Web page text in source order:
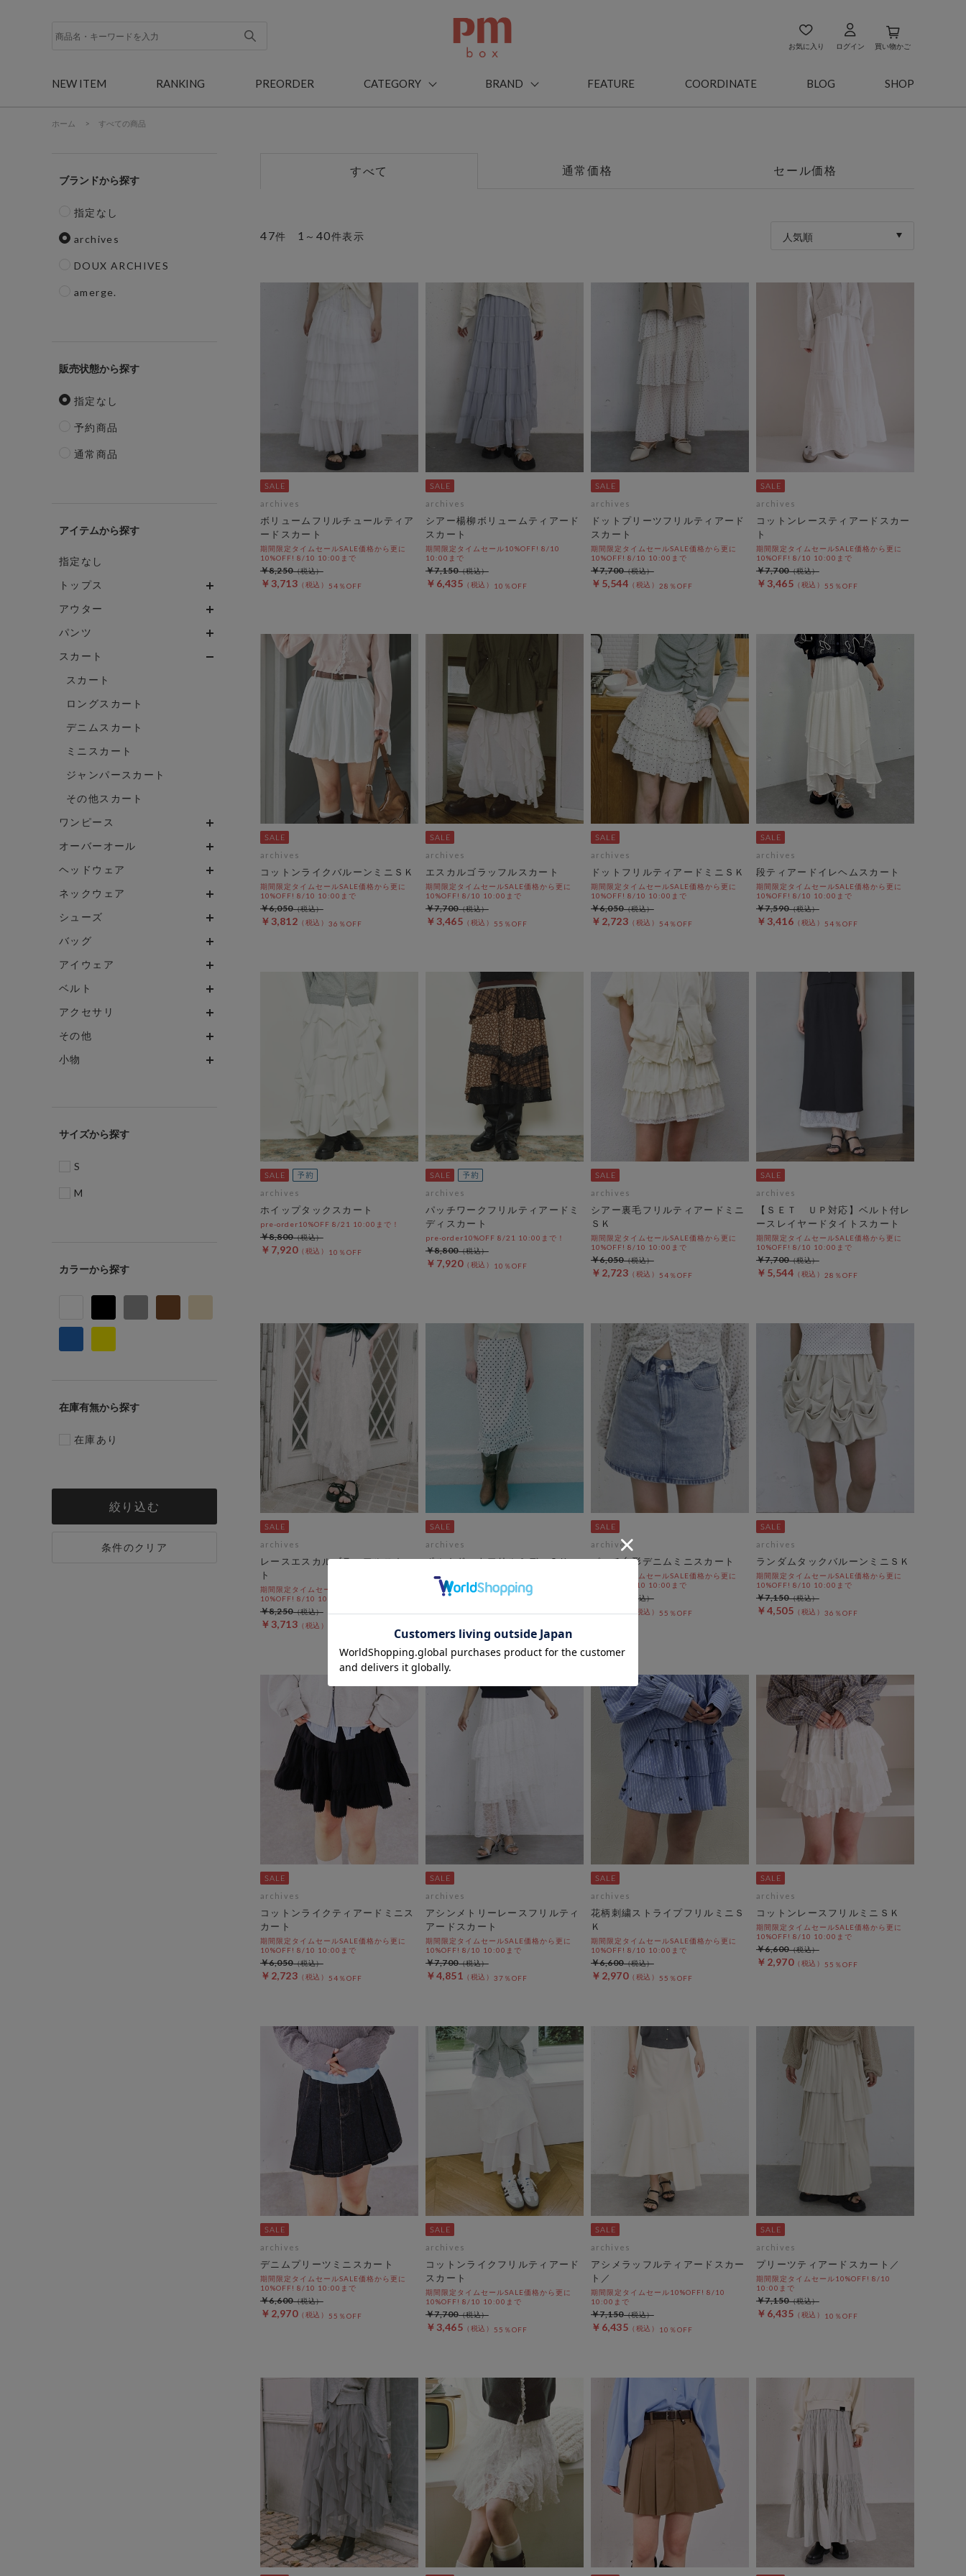
お気に入り ログイン 買い物かご
NEW ITEM RANKING PREORDER CATEGORY BRAND FEATURE COORDINATE BLOG SHOP
ホーム > すべての商品
ブランド
指定なし
archives
DOUX ARCHIVES
amerge.
販売状態
指定なし
予約商品
通常商品
アイテム
指定なし
トップス
アウター
パンツ
スカート
スカート
ロングスカート
デニムスカート
ミニスカート
ジャンパースカート
その他スカート
ワンピース
オーバーオール
ヘッドウェア
ネックウェア
シューズ
バッグ
アイウェア
ベルト
アクセサリ
その他
小物
サイズ
S
M
カラー
在庫有無
在庫あり
絞り込む
条件のクリア
すべて 通常価格 セール価格
47件 1 ～ 40件表示 人気順
archives
ボリュームフリルチュールティア
ードスカート
期間限定タイムセールSALE価格から更に
10%OFF! 8/10 10:00まで
￥3,713 54％OFF
￥8,250
archives
シアー楊柳ボリュームティアード
スカート
期間限定タイムセール10%OFF! 8/10
10:00まで
￥6,435 10％OFF
￥7,150
archives
ドットプリーツフリルティアード
スカート
期間限定タイムセールSALE価格から更に
10%OFF! 8/10 10:00まで
￥5,544 28％OFF
￥7,700
archives
コットンレースティアードスカー
ト
期間限定タイムセールSALE価格から更に
10%OFF! 8/10 10:00まで
￥3,465 55％OFF
￥7,700
archives
コットンライクバルーンミニＳＫ
期間限定タイムセールSALE価格から更に
10%OFF! 8/10 10:00まで
￥3,812 36％OFF
￥6,050
archives
エスカルゴラッフルスカート
期間限定タイムセールSALE価格から更に
10%OFF! 8/10 10:00まで
￥3,465 55％OFF
￥7,700
archives
ドットフリルティアードミニＳＫ
期間限定タイムセールSALE価格から更に
10%OFF! 8/10 10:00まで
￥2,723 54％OFF
￥6,050
archives
段ティアードイレヘムスカート
期間限定タイムセールSALE価格から更に
10%OFF! 8/10 10:00まで
￥3,416 54％OFF
￥7,590
archives
ホイップタックスカート
pre-order10%OFF 8/21 10:00まで！
￥7,920 10％OFF
￥8,800
archives
パッチワークフリルティアードミ
ディスカート
pre-order10%OFF 8/21 10:00まで！
￥7,920 10％OFF
￥8,800
archives
シアー裏毛フリルティアードミニ
ＳＫ
期間限定タイムセールSALE価格から更に
10%OFF! 8/10 10:00まで
￥2,723 54％OFF
￥6,050
archives
【ＳＥＴ ＵＰ対応】ベルト付レ
ースレイヤードタイトスカート
期間限定タイムセールSALE価格から更に
10%OFF! 8/10 10:00まで
￥5,544 28％OFF
￥7,700
archives
レースエスカルゴラッフルスカー
ト
期間限定タイムセールSALE価格から更に
10%OFF! 8/10 10:00まで
￥3,713
￥8,250
archives
ポルカドットフリルミディＳＫ
期間限定タイムセールSALE価格から更に
10%OFF! 8/10 10:00まで
28％OFF
￥7,150
archives
パッチ台形デニムミニスカート
期間限定タイムセールSALE価格から更に
10%OFF! 8/10 10:00まで
55％OFF
archives
ランダムタックバルーンミニＳＫ
期間限定タイムセールSALE価格から更に
10%OFF! 8/10 10:00まで
￥4,505 36％OFF
￥7,150
archives
コットンライクティアードミニス
カート
期間限定タイムセールSALE価格から更に
10%OFF! 8/10 10:00まで
￥2,723 54％OFF
￥6,050
archives
アシンメトリーレースフリルティ
アードスカート
期間限定タイムセールSALE価格から更に
10%OFF! 8/10 10:00まで
￥4,851 37％OFF
￥7,700
archives
花柄刺繍ストライプフリルミニＳ
Ｋ
期間限定タイムセールSALE価格から更に
10%OFF! 8/10 10:00まで
￥2,970 55％OFF
￥6,600
archives
コットンレースフリルミニＳＫ
期間限定タイムセールSALE価格から更に
10%OFF! 8/10 10:00まで
￥2,970 55％OFF
￥6,600
archives
デニムプリーツミニスカート
期間限定タイムセールSALE価格から更に
10%OFF! 8/10 10:00まで
￥2,970 55％OFF
￥6,600
archives
コットンライクフリルティアード
スカート
期間限定タイムセールSALE価格から更に
10%OFF! 8/10 10:00まで
￥3,465 55％OFF
￥7,700
archives
アシメラッフルティアードスカー
ト／
期間限定タイムセール10%OFF! 8/10
10:00まで
￥6,435 10％OFF
￥7,150
archives
プリーツティアードスカート／
期間限定タイムセール10%OFF! 8/10
10:00まで
￥6,435 10％OFF
￥7,150